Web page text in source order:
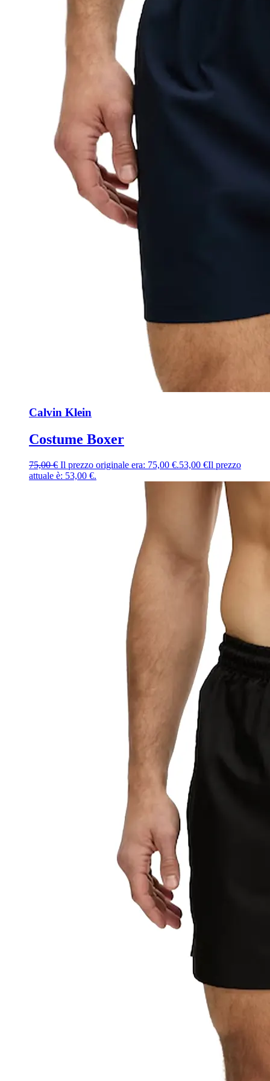
Calvin Klein
Costume Boxer
75,00€ Il prezzo originale era: 75,00 €.53,00 €Il prezzo
attuale è: 53,00 €.